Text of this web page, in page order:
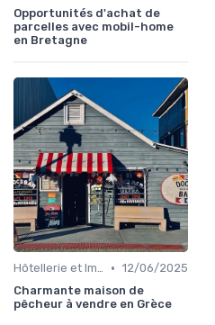
Opportunités d'achat de
parcelles avec mobil-home
en Bretagne
Hôtellerie et Immobilier de Loisirs • 12/06/2025
Charmante maison de
pêcheur à vendre en Grèce